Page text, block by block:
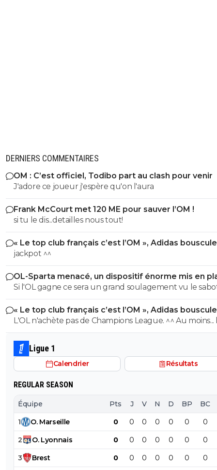
DERNIERS COMMENTAIRES
OM : C’est officiel, Todibo part au clash pour venir
J'adore ce joueur j'espère qu'on l'aura
Frank McCourt met 120 ME pour sauver l’OM !
si tu le dis...detailles nous tout!
« Le top club français c’est l’OM », Adidas
PSG
jackpot ^^
OL-Sparta menacé, un dispositif énorme mis en
Si l'OL gagne ce sera un grand soulagement vu le
incroyable du farfelu sans froc Fonseca au match allé.
perd ce sera aussi une grande victoire et une énorme
délivrance avec un possible licenciement de ce clown.
« Le top club français c’est l’OM », Adidas
PSG
L'OL n'achète pas de Champions League. ^^ Au moins... l'OM a
un point commun avec le PSG. Mdr Adidas ne se trompe pas
avec l'OL qui est une valeur sûre... contrairement à
Ligue 1
Calendrier Résultats
REGULAR SEASON
Équipe Pts J V N D BP BC
1 O. Marseille 0 0 0 0 0 0 0
2 O. Lyonnais 0 0 0 0 0 0 0
3 Brest 0 0 0 0 0 0 0